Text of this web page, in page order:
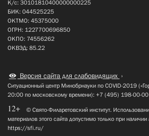
К/с: 30101810400000000225
БИК: 044525225
ОКТМО: 45375000
ОГРН: 1227700696850
ОКПО: 74556262
ОКВЭД: 85.22
Версия сайта для слабовидящих
Ситуационный центр Минобрнауки по COVID-2019
20:00 по московскому времени): +7 (495) 198-00-00
12+
© Свято-Филаретовский институт.
материалов этого сайта допустимо только при
https://sfi.ru/